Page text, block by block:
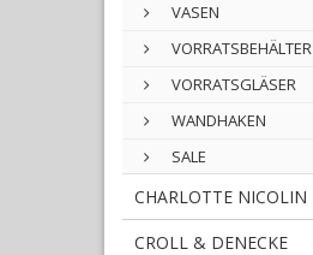
VASEN
VORRATSBEHÄLTER
VORRATSGLÄSER
WANDHAKEN
SALE
CHARLOTTE NICOLIN
CROLL & DENECKE